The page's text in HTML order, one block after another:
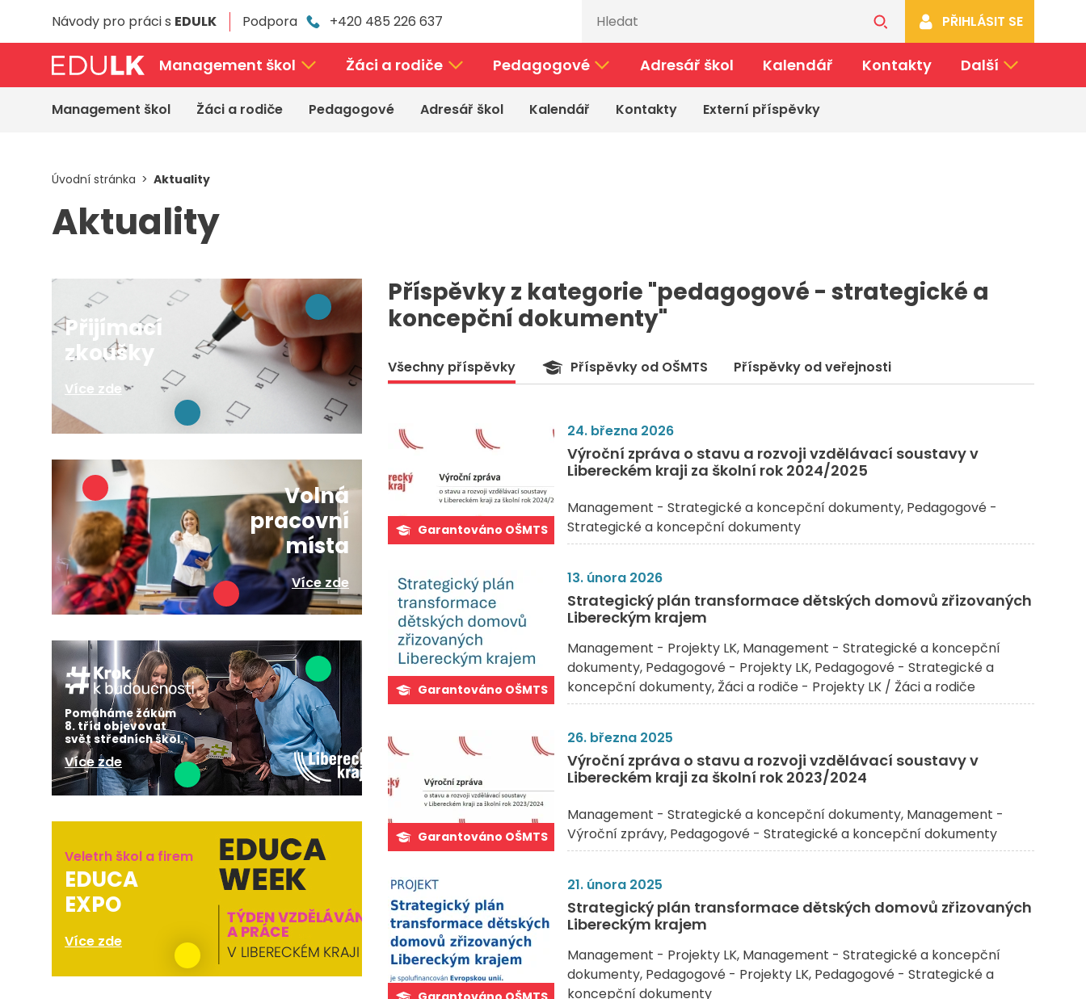
Návody pro práci s EDULK Podpora +420 485 226 637 PŘIHLÁSIT SE
Management škol Žáci a rodiče Pedagogové Adresář škol Kalendář Kontakty Další
Management škol Žáci a rodiče Pedagogové Adresář škol Kalendář Kontakty Externí příspěvky
Úvodní stránka Aktuality
Aktuality
Příspěvky z kategorie "pedagogové - strategické a
koncepční dokumenty"
Všechny příspěvky Příspěvky od OŠMTS Příspěvky od veřejnosti
Garantováno OŠMTS
24. března 2026
Výroční zpráva o stavu a rozvoji vzdělávací soustavy v
Libereckém kraji za školní rok 2024/2025
Management - Strategické a koncepční dokumenty Pedagogové -
Strategické a koncepční dokumenty
Garantováno OŠMTS
13. února 2026
Strategický plán transformace dětských domovů zřizovaných
Libereckým krajem
Management - Projekty LK Management - Strategické a koncepční
dokumenty Pedagogové - Projekty LK Pedagogové - Strategické a
koncepční dokumenty Žáci a rodiče - Projekty LK / Žáci a rodiče
Garantováno OŠMTS
26. března 2025
Výroční zpráva o stavu a rozvoji vzdělávací soustavy v
Libereckém kraji za školní rok 2023/2024
Management - Strategické a koncepční dokumenty Management -
Výroční zprávy Pedagogové - Strategické a koncepční dokumenty
21. února 2025
Strategický plán transformace dětských domovů zřizovaných
Libereckým krajem
Management - Projekty LK Management - Strategické a koncepční
dokumenty Pedagogové - Projekty LK Pedagogové - Strategické a
koncepční dokumenty
Přijímací
zkoušky
Více zde
Volná
pracovní
místa
Více zde
Pomáháme žákům
8. tříd objevovat
svět středních škol.
Více zde
Veletrh škol a firem
EDUCA
EXPO
Více zde